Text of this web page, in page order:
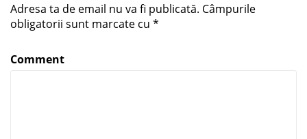
Adresa ta de email nu va fi publicată. Câmpurile
obligatorii sunt marcate cu *
Comment